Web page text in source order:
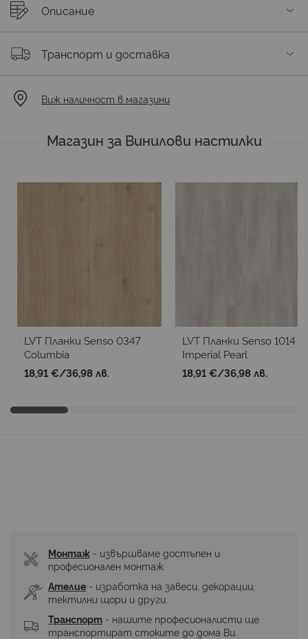
Описание
Транспорт и доставка
Виж наличност в магазини
Магазин за Винилови настилки
LVT Планки Senso 0347
Columbia
18,91 €/36,98 лв.
LVT Планки Senso 1014
Imperial Pearl
18,91 €/36,98 лв.
Монтаж - извършваме достъпен и
професионален монтаж.
Ателие - изработка на завеси, декорации,
тектилни щори и други.
Транспорт - нашите професионалисти ще
транспортират стоките до дома Ви.